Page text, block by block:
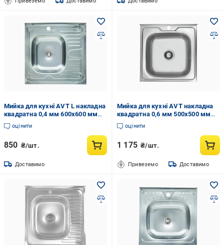
Мийка для кухні AVT L накладна
квадратна 0,4 мм 600x600 мм
Хром (AVT-М-63)
оцінити
850 ₴/шт.
Доставимо
Мийка для кухні AVT накладна
квадратна 0,6 мм 500x500 мм
Хром (AVT-М-50/6)
оцінити
1 175 ₴/шт.
Привеземо Доставимо